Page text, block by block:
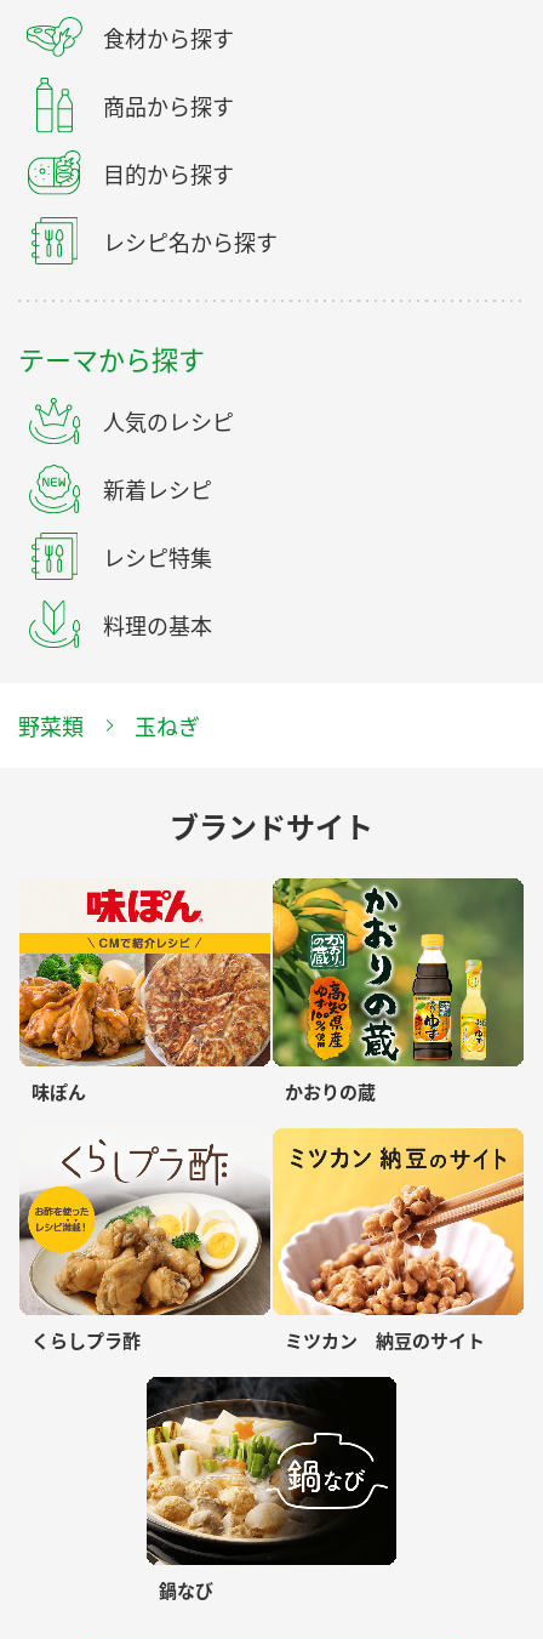
食材から探す
商品から探す
目的から探す
レシピ名から探す
テーマから探す
人気のレシピ
新着レシピ
レシピ特集
料理の基本
野菜類 玉ねぎ
ブランドサイト
味ぽん かおりの蔵
くらしプラ酢 ミツカン 納豆のサイト
鍋なび